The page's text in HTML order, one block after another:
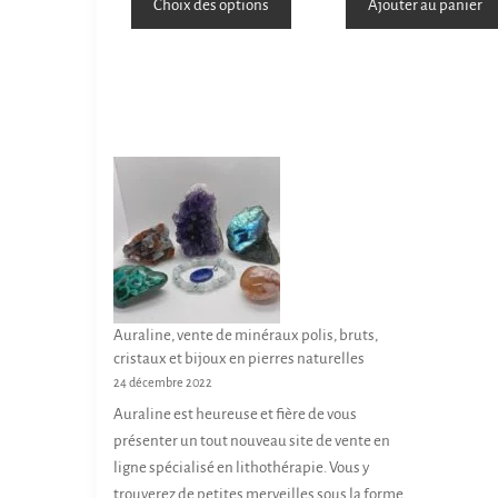
Choix des options Ajouter au panier
Auraline, vente de minéraux polis, bruts,
cristaux et bijoux en pierres naturelles
24 décembre 2022
Auraline est heureuse et fière de vous
présenter un tout nouveau site de vente en
ligne spécialisé en lithothérapie. Vous y
trouverez de petites merveilles sous la forme